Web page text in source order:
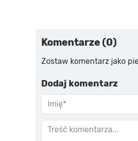
Komentarze (0)
Zostaw komentarz jako
Dodaj komentarz